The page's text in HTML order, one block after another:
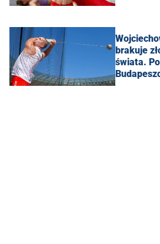
brakuje
świata.